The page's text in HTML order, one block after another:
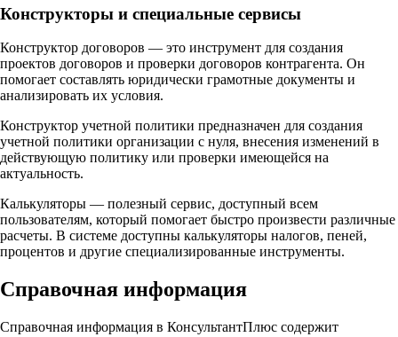
Конструкторы и специальные сервисы
Конструктор договоров — это инструмент для создания
проектов договоров и проверки договоров контрагента. Он
помогает составлять юридически грамотные документы и
анализировать их условия.​
Конструктор учетной политики предназначен для создания
учетной политики организации с нуля, внесения изменений в
действующую политику или проверки имеющейся на
актуальность.​
Калькуляторы — полезный сервис, доступный всем
пользователям, который помогает быстро произвести различные
расчеты. В системе доступны калькуляторы налогов, пеней,
процентов и другие специализированные инструменты.​
Справочная информация
Справочная информация в КонсультантПлюс содержит